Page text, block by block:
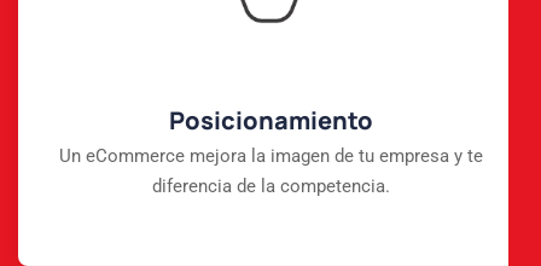
Posicionamiento
Un eCommerce mejora la imagen de tu empresa y te
diferencia de la competencia.